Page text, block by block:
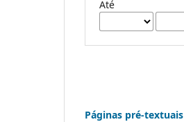
Até
Páginas pré-textuais